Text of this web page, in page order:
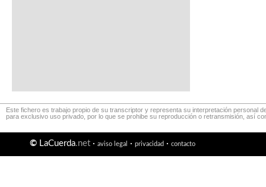
Este fichero es trabajo propio de su transcriptor y representa su interpretación personal
para exclusivo uso privado, por lo que se prohibe su reproducción o retransmisión, así
© LaCuerda.net · aviso legal · privacidad · contacto